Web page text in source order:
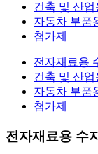
건축 및 산업
자동차 부품
첨가제
전자재료용
건축 및 산업
자동차 부품
첨가제
전자재료용 수지